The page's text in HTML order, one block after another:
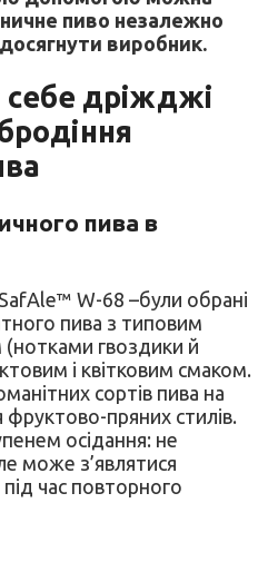
пиво незалежно
виробник.
дріжджі
пива в
W-68 –були обрані
пива з типовим
гвоздики й
і квітковим смаком.
сортів пива на
фруктово-пряних стилів.
осідання: не
може з’являтися
час повторного